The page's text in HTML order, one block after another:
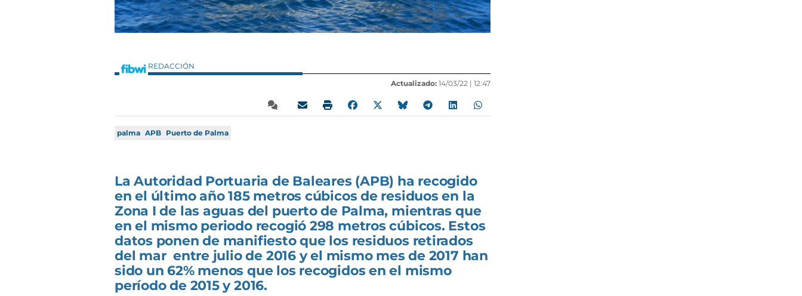
REDACCIÓN
Actualizado: 14/03/22 | 12:47
palma APB Puerto de Palma
La Autoridad Portuaria de Baleares (APB) ha recogido
en el último año 185 metros cúbicos de residuos en la
Zona I de las aguas del puerto de Palma, mientras que
en el mismo periodo recogió 298 metros cúbicos. Estos
datos ponen de manifiesto que los residuos retirados
del mar entre julio de 2016 y el mismo mes de 2017 han
sido un 62% menos que los recogidos en el mismo
período de 2015 y 2016.